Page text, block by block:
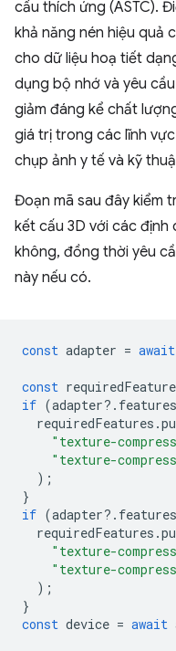
cấu thích ứng (ASTC).
khả năng nén hiệu quả
cho dữ liệu hoạ tiết
dụng bộ nhớ và yêu
giảm đáng kể chất
giá trị trong các lĩnh
chụp ảnh y tế và kỹ
Đoạn mã sau đây kiểm
kết cấu 3D với các định
không, đồng thời yêu
này nếu có.
const adapter = await
const
if (adapter? . features
requiredFeatures .
"texture-
"texture-
);
}
if (adapter? . features
requiredFeatures .
"texture-
"texture-
);
}
const device = await